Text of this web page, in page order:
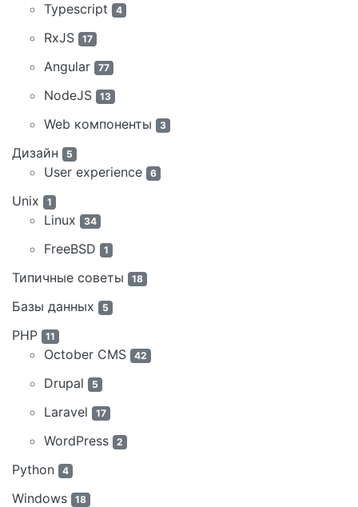
Typescript 4
RxJS 17
Angular 77
NodeJS 13
Web компоненты 3
Дизайн 5
User experience 6
Unix 1
Linux 34
FreeBSD 1
Типичные советы 18
Базы данных 5
PHP 11
October CMS 42
Drupal 5
Laravel 17
WordPress 2
Python 4
Windows 18